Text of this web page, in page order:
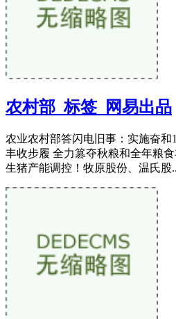
农村部_标签_网易出品
农业农村部答闪电旧事：实施奋和
丰收步履 全力篡夺秋粮和全年粮
生猪产能调控！牧原股份、温氏股